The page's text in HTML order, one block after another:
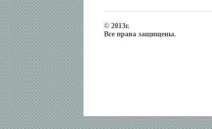
© 2013г.
Все права защищены.